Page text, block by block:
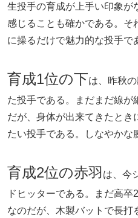
生投手の育成が上手い印象が
感じることも確かである。そ
に操るだけで魅力的な投手で
育成1位の下は、昨秋
た投手である。まだまだ線
だが、身体が出来てきたとき
たい投手である。しなやかな
育成2位の赤羽 は、今
ドヒッターである。まだ高
なのだが、木製バットで長